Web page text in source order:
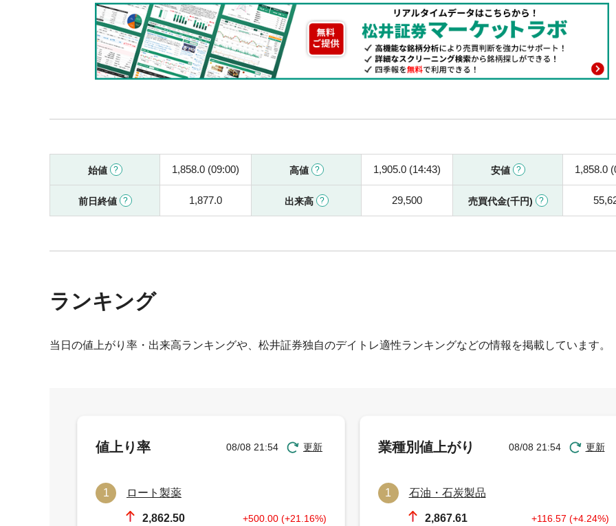
始値 1,858.0 (09:00) 高値 1,905.0 (14:43) 安値 1,858.0
前日終値 1,877.0 出来高 29,500 売買代金(千円)
ランキング
当日の値上がり率・出来高ランキングや、松井証券独自のデイトレ適性ランキングなどの情報を掲載しています。